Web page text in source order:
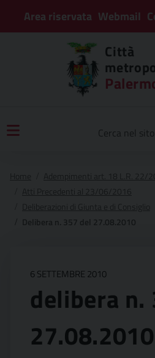
Area riservata Webmail
Città
6 SETTEMBRE 2010
delibera n.
27.08.2010